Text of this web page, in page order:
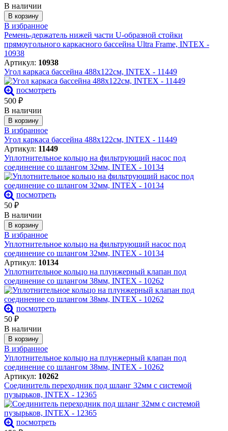
В наличии
В корзину
В избранное
Ремень-держатель нижей части U-образной стойки
прямоугольного каркасного бассейна Ultra Frame, INTEX -
10938
Артикул: 10938
Угол каркаса бассейна 488х122см, INTEX - 11449
посмотреть
500 ₽
В наличии
В корзину
В избранное
Угол каркаса бассейна 488х122см, INTEX - 11449
Артикул: 11449
Уплотнительное кольцо на фильтрующий насос под
соединение со шлангом 32мм, INTEX - 10134
посмотреть
50 ₽
В наличии
В корзину
В избранное
Уплотнительное кольцо на фильтрующий насос под
соединение со шлангом 32мм, INTEX - 10134
Артикул: 10134
Уплотнительное кольцо на плунжерный клапан под
соединение со шлангом 38мм, INTEX - 10262
посмотреть
50 ₽
В наличии
В корзину
В избранное
Уплотнительное кольцо на плунжерный клапан под
соединение со шлангом 38мм, INTEX - 10262
Артикул: 10262
Соединитель переходник под шланг 32мм с системой
пузырьков, INTEX - 12365
посмотреть